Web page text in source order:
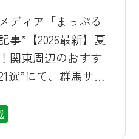
で見た動物たちと
お楽しみいただけ
園では、サファリ
の周遊はもちろ
姿をご覧いただけ
ディア「まっぷる
事”【2026最新】夏
関東周辺のおすす
選”にて、群馬サフ
て人気の高原リゾ